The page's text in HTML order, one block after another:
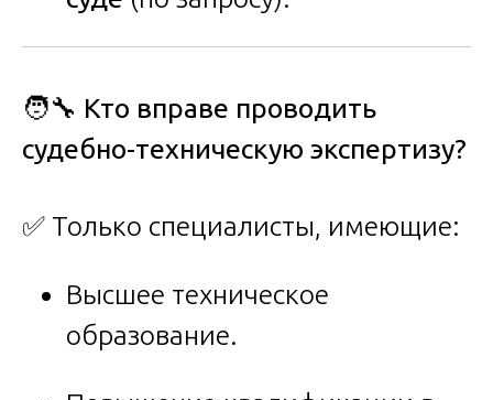
🧑‍🔧 Кто вправе проводить
судебно-техническую экспертизу?
✅ Только специалисты, имеющие:
Высшее техническое
образование.